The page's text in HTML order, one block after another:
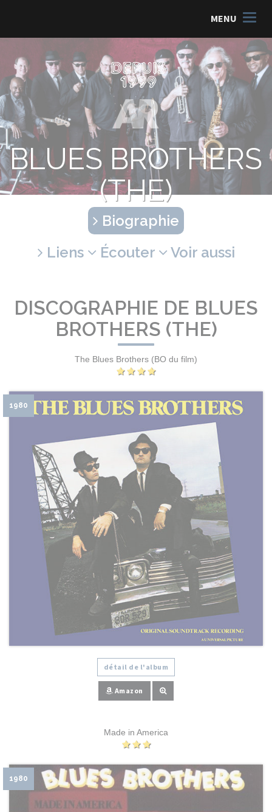
MENU
BLUES BROTHERS
(THE)
Biographie
Liens
Écouter Voir aussi
DISCOGRAPHIE DE BLUES
BROTHERS (THE)
The Blues Brothers (BO du film)
1980
détail de l'album
Amazon
Made in America
1980